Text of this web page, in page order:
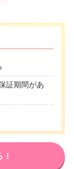
証期間があ